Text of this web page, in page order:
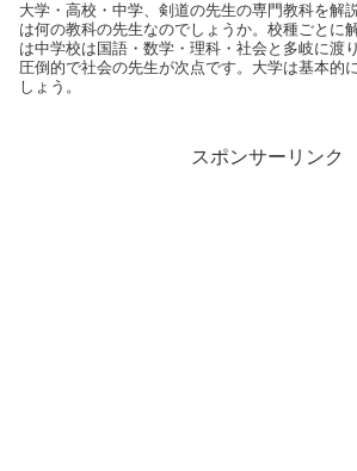
大学・高校・中学、剣道の先生の専門教科を解
は何の教科の先生なのでしょうか。校種ごとに
は中学校は国語・数学・理科・社会と多岐に渡
圧倒的で社会の先生が次点です。大学は基本的
しょう。
スポンサーリンク